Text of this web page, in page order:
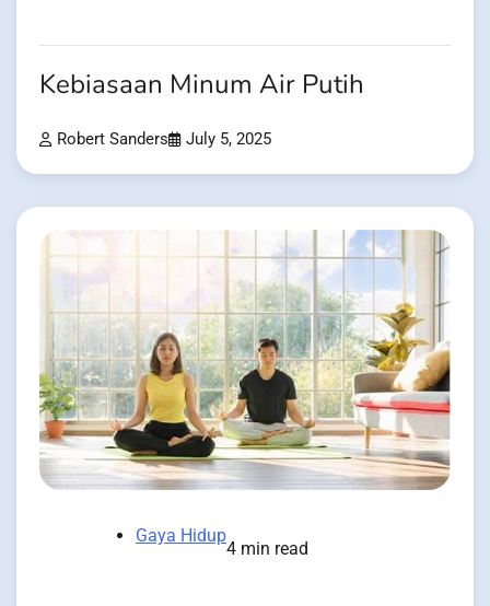
Kebiasaan Minum Air Putih
Robert Sanders July 5, 2025
Gaya Hidup
4 min read